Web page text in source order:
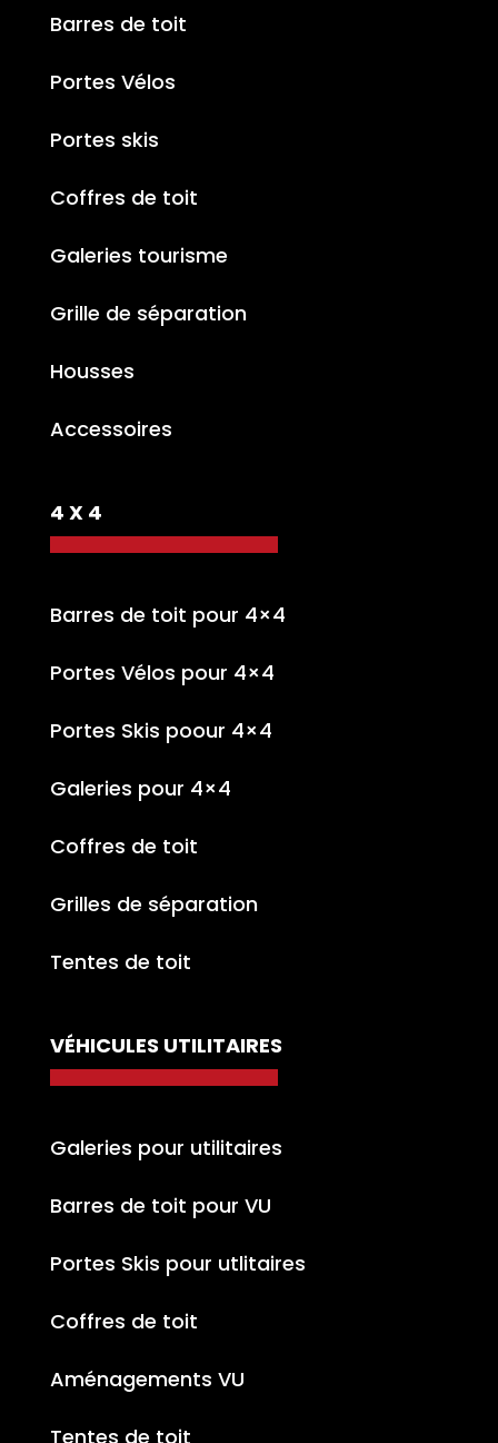
Barres de toit
Portes Vélos
Portes skis
Coffres de toit
Galeries tourisme
Grille de séparation
Housses
Accessoires
4 X 4
Barres de toit pour 4×4
Portes Vélos pour 4×4
Portes Skis poour 4×4
Galeries pour 4×4
Coffres de toit
Grilles de séparation
Tentes de toit
VÉHICULES UTILITAIRES
Galeries pour utilitaires
Barres de toit pour VU
Portes Skis pour utlitaires
Coffres de toit
Aménagements VU
Tentes de toit